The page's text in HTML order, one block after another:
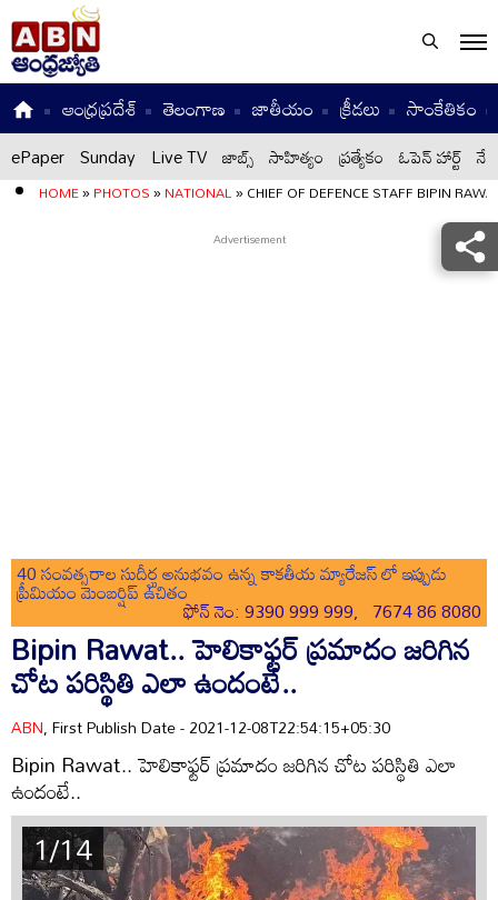
ఆంధ్రప్రదేశ్ తెలంగాణ జాతీయం క్రీడలు సాంకేతికం
ePaper Sunday Live TV జాబ్స్ సాహిత్యం ప్రత్యేకం ఓపెన్ హార్ట్
HOME»PHOTOS»NATIONAL»CHIEF OF DEFENCE STAFF BIPIN
40 సంవత్సరాల సుదీర్ఘ అనుభవం ఉన్న కాకతీయ మ్యారేజస్ లో ఇప్పుడు
ప్రీమియం మెంబర్షిప్ ఉచితం
ఫోన్ నెం: 9390 999 999, 7674 86 8080
Bipin Rawat.. హెలికాఫ్టర్ ప్రమాదం జరిగిన
చోట పరిస్థితి ఎలా ఉందంటే..
ABN, First Publish Date - 2021-12-08T22:54:15+05:30
Bipin Rawat.. హెలికాఫ్టర్ ప్రమాదం జరిగిన చోట పరిస్థితి ఎలా
ఉందంటే..
1/14